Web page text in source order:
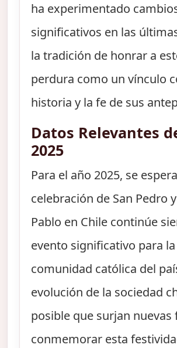
ha experimentado
significativos en las
la tradición de honrar a
perdura como un vínculo
historia y la fe de sus
Datos Relevantes
2025
Para el año 2025, se
celebración de San Pedro
Pablo en Chile continúe
evento significativo para la
comunidad católica del
evolución de la sociedad
posible que surjan nuevas
conmemorar esta